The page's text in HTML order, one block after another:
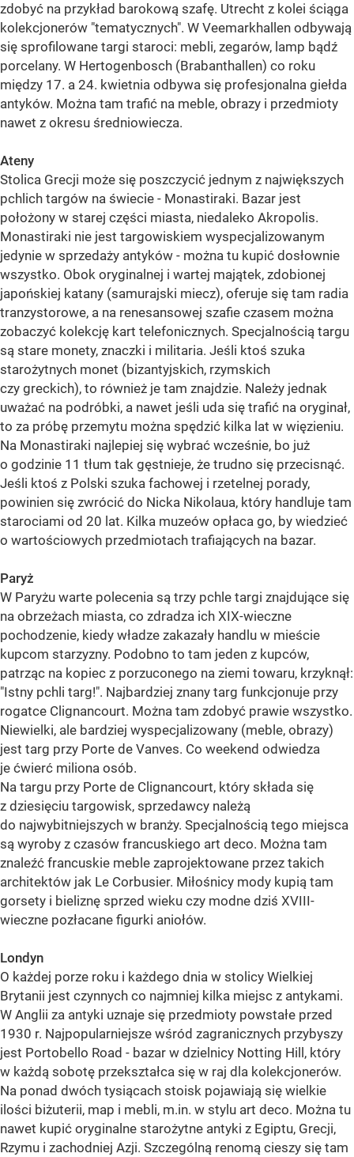
zdobyć na przykład barokową szafę. Utrecht z kolei ściąga
kolekcjonerów "tematycznych". W Veemarkhallen odbywają
się sprofilowane targi staroci: mebli, zegarów, lamp bądź
porcelany. W Hertogenbosch (Brabanthallen) co roku
między 17. a 24. kwietnia odbywa się profesjonalna giełda
antyków. Można tam trafić na meble, obrazy i przedmioty
nawet z okresu średniowiecza.
Ateny
Stolica Grecji może się poszczycić jednym z największych
pchlich targów na świecie - Monastiraki. Bazar jest
położony w starej części miasta, niedaleko Akropolis.
Monastiraki nie jest targowiskiem wyspecjalizowanym
jedynie w sprzedaży antyków - można tu kupić dosłownie
wszystko. Obok oryginalnej i wartej majątek, zdobionej
japońskiej katany (samurajski miecz), oferuje się tam radia
tranzystorowe, a na renesansowej szafie czasem można
zobaczyć kolekcję kart telefonicznych. Specjalnością targu
są stare monety, znaczki i militaria. Jeśli ktoś szuka
starożytnych monet (bizantyjskich, rzymskich
czy greckich), to również je tam znajdzie. Należy jednak
uważać na podróbki, a nawet jeśli uda się trafić na oryginał,
to za próbę przemytu można spędzić kilka lat w więzieniu.
Na Monastiraki najlepiej się wybrać wcześnie, bo już
o godzinie 11 tłum tak gęstnieje, że trudno się przecisnąć.
Jeśli ktoś z Polski szuka fachowej i rzetelnej porady,
powinien się zwrócić do Nicka Nikolaua, który handluje tam
starociami od 20 lat. Kilka muzeów opłaca go, by wiedzieć
o wartościowych przedmiotach trafiających na bazar.
Paryż
W Paryżu warte polecenia są trzy pchle targi znajdujące się
na obrzeżach miasta, co zdradza ich XIX-wieczne
pochodzenie, kiedy władze zakazały handlu w mieście
kupcom starzyzny. Podobno to tam jeden z kupców,
patrząc na kopiec z porzuconego na ziemi towaru, krzyknął:
"Istny pchli targ!". Najbardziej znany targ funkcjonuje przy
rogatce Clignancourt. Można tam zdobyć prawie wszystko.
Niewielki, ale bardziej wyspecjalizowany (meble, obrazy)
jest targ przy Porte de Vanves. Co weekend odwiedza
je ćwierć miliona osób.
Na targu przy Porte de Clignancourt, który składa się
z dziesięciu targowisk, sprzedawcy należą
do najwybitniejszych w branży. Specjalnością tego miejsca
są wyroby z czasów francuskiego art deco. Można tam
znaleźć francuskie meble zaprojektowane przez takich
architektów jak Le Corbusier. Miłośnicy mody kupią tam
gorsety i bieliznę sprzed wieku czy modne dziś XVIII-
wieczne pozłacane figurki aniołów.
Londyn
O każdej porze roku i każdego dnia w stolicy Wielkiej
Brytanii jest czynnych co najmniej kilka miejsc z antykami.
W Anglii za antyki uznaje się przedmioty powstałe przed
1930 r. Najpopularniejsze wśród zagranicznych przybyszy
jest Portobello Road - bazar w dzielnicy Notting Hill, który
w każdą sobotę przekształca się w raj dla kolekcjonerów.
Na ponad dwóch tysiącach stoisk pojawiają się wielkie
ilości biżuterii, map i mebli, m.in. w stylu art deco. Można tu
nawet kupić oryginalne starożytne antyki z Egiptu, Grecji,
Rzymu i zachodniej Azji. Szczególną renomą cieszy się tam